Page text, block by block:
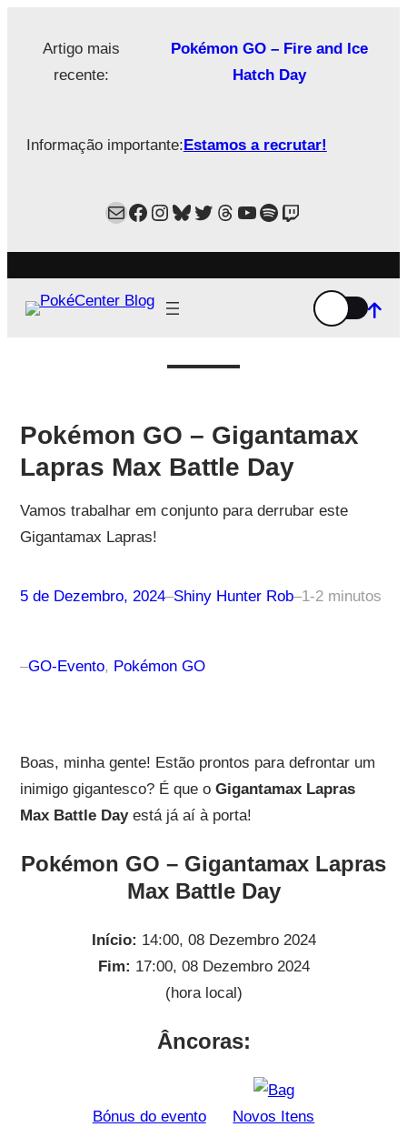
Artigo mais
recente:
Pokémon GO – Fire and Ice
Hatch Day
Informação importante:Estamos a recrutar!
MailFacebook
Instagram
Bluesky
Twitter
Estamos no Threads!
YouTube
Spotify
Twitch
Pokémon GO – Gigantamax
Lapras Max Battle Day
Vamos trabalhar em conjunto para derrubar este
Gigantamax Lapras!
5 de Dezembro, 2024–Shiny Hunter Rob–1-2 minutos
–GO-Evento, Pokémon GO
Boas, minha gente! Estão prontos para defrontar um
inimigo gigantesco? É que o Gigantamax Lapras
Max Battle Dayestá já aí à porta!
Pokémon GO – Gigantamax Lapras
Max Battle Day
Início: 14:00, 08 Dezembro 2024
Fim: 17:00, 08 Dezembro 2024
(hora local)
Âncoras:
Bónus do evento Novos Itens